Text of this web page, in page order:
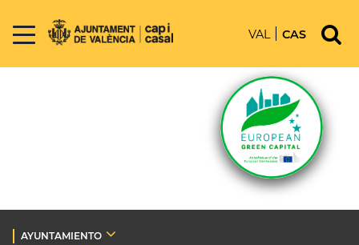
VAL CAS
AYUNTAMIENTO